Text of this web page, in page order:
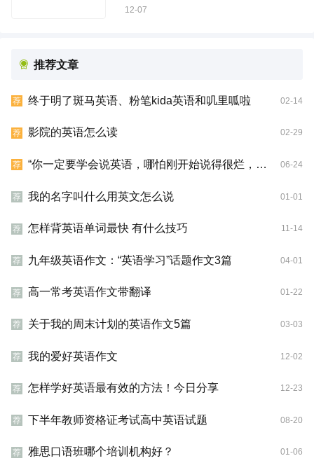
12-07
推荐文章
荐 终于明了斑马英语、粉笔kida英语和叽里呱啦 02-14
荐 影院的英语怎么读 02-29
荐 “你一定要学会说英语，哪怕刚开始说得很烂，你也一定要学会说英语。” 06-24
荐 我的名字叫什么用英文怎么说 01-01
荐 怎样背英语单词最快 有什么技巧 11-14
荐 九年级英语作文：“英语学习”话题作文3篇 04-01
荐 高一常考英语作文带翻译 01-22
荐 关于我的周末计划的英语作文5篇 03-03
荐 我的爱好英语作文 12-02
荐 怎样学好英语最有效的方法！今日分享 12-23
荐 下半年教师资格证考试高中英语试题 08-20
荐 雅思口语班哪个培训机构好？ 01-06